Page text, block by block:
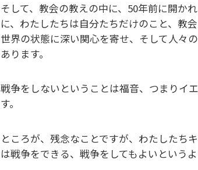
そして、教会の教えの中に、50年前に開か
に、わたしたちは自分たちだけのこと、教
世界の状態に深い関心を寄せ、そして人々
あります。
戦争をしないということは福音、つまりイ
す。
ところが、残念なことですが、わたしたち
は戦争をできる、戦争をしてもよいという